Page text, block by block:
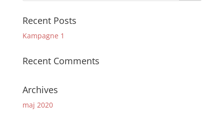
Recent Posts
Kampagne 1
Recent Comments
Archives
maj 2020